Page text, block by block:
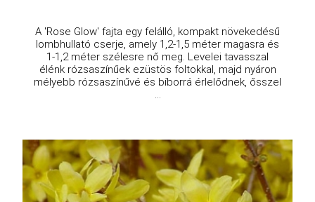
A 'Rose Glow' fajta egy felálló, kompakt növekedésű
lombhullató cserje, amely 1,2-1,5 méter magasra és
1-1,2 méter szélesre nő meg. Levelei tavasszal
élénk rózsaszínűek ezüstös foltokkal, majd nyáron
mélyebb rózsaszínűvé és bíborrá érlelődnek, ősszel
...